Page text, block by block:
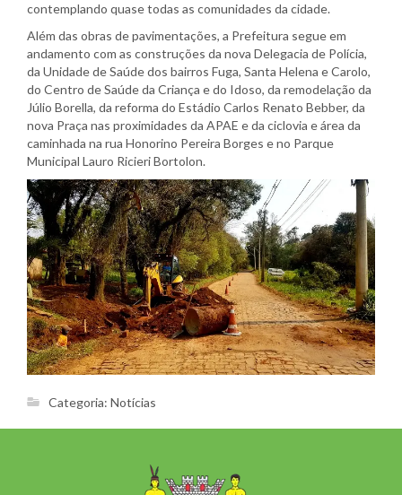
contemplando quase todas as comunidades da cidade.
Além das obras de pavimentações, a Prefeitura segue em
andamento com as construções da nova Delegacia de Polícia,
da Unidade de Saúde dos bairros Fuga, Santa Helena e Carolo,
do Centro de Saúde da Criança e do Idoso, da remodelação da
Júlio Borella, da reforma do Estádio Carlos Renato Bebber, da
nova Praça nas proximidades da APAE e da ciclovia e área da
caminhada na rua Honorino Pereira Borges e no Parque
Municipal Lauro Ricieri Bortolon.
Categoria: Notícias